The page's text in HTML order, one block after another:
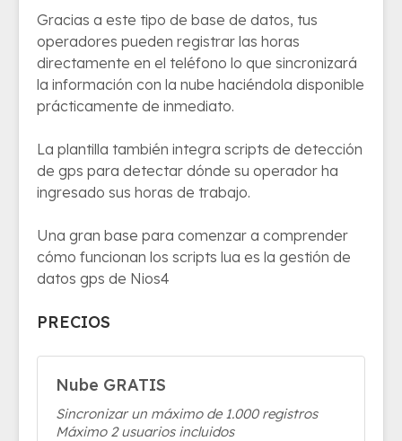
Gracias a este tipo de base de datos, tus
operadores pueden registrar las horas
directamente en el teléfono lo que sincronizará
la información con la nube haciéndola disponible
prácticamente de inmediato.
La plantilla también integra scripts de detección
de gps para detectar dónde su operador ha
ingresado sus horas de trabajo.
Una gran base para comenzar a comprender
cómo funcionan los scripts lua es la gestión de
datos gps de Nios4
PRECIOS
Nube GRATIS
Sincronizar un máximo de 1.000 registros
Máximo 2 usuarios incluidos